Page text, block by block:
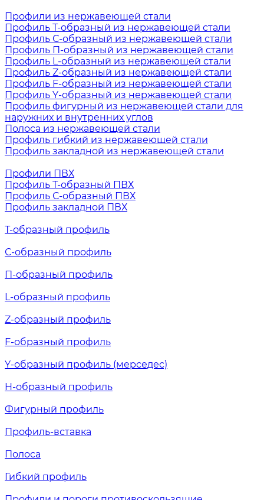
Профили из нержавеющей стали
Профиль Т-образный из нержавеющей стали
Профиль С-образный из нержавеющей стали
Профиль П-образный из нержавеющей стали
Профиль L-образный из нержавеющей стали
Профиль Z-образный из нержавеющей стали
Профиль F-образный из нержавеющей стали
Профиль Y-образный из нержавеющей стали
Профиль фигурный из нержавеющей стали для
наружних и внутренних углов
Полоса из нержавеющей стали
Профиль гибкий из нержавеющей стали
Профиль закладной из нержавеющей стали
Профили ПВХ
Профиль Т-образный ПВХ
Профиль С-образный ПВХ
Профиль закладной ПВХ
Т-образный профиль
С-образный профиль
П-образный профиль
L-образный профиль
Z-образный профиль
F-образный профиль
Y-образный профиль (мерседес)
H-образный профиль
Фигурный профиль
Профиль-вставка
Полоса
Гибкий профиль